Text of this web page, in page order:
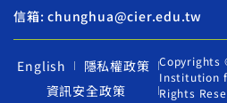
信箱: chunghua@cier.edu.tw
English
隱私權政策
資訊安全政策
Copyrights
Institution
Rights